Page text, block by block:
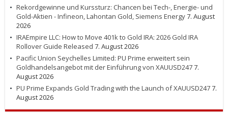
Rekordgewinne und Kurssturz: Chancen bei Tech-, Energie- und
Gold-Aktien - Infineon, Lahontan Gold, Siemens Energy7. August
2026
IRAEmpire LLC: How to Move 401k to Gold IRA: 2026 Gold IRA
Rollover Guide Released 7. August 2026
Pacific Union Seychelles Limited: PU Prime erweitert sein
Goldhandelsangebot mit der Einführung von XAUUSD2477.
August 2026
PU Prime Expands Gold Trading with the Launch of XAUUSD2477.
August 2026